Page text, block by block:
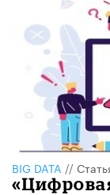
BIG DATA //